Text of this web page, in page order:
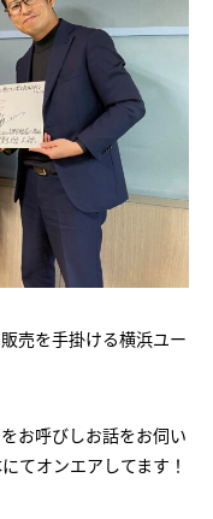
売を手掛ける横浜ユー
お呼びしお話をお伺い
てオンエアしてます！